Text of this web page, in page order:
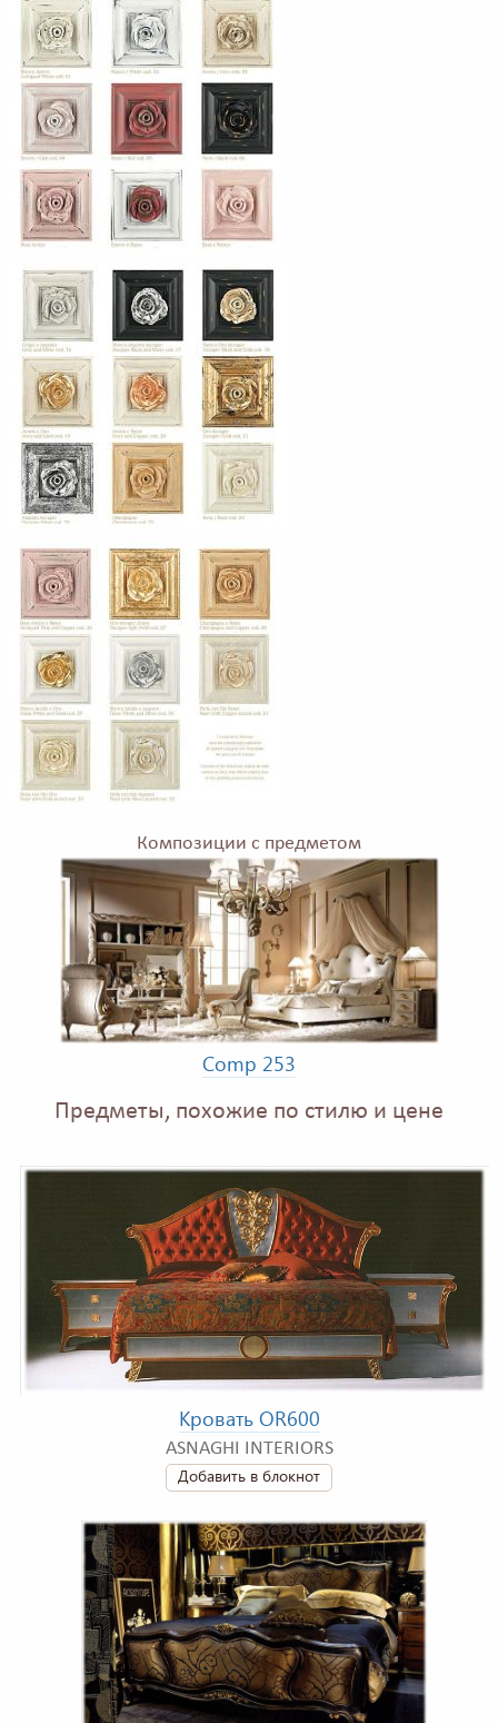
Композиции с предметом
Comp 253
Предметы, похожие по стилю и цене
Кровать OR600
ASNAGHI INTERIORS
Добавить в блокнот